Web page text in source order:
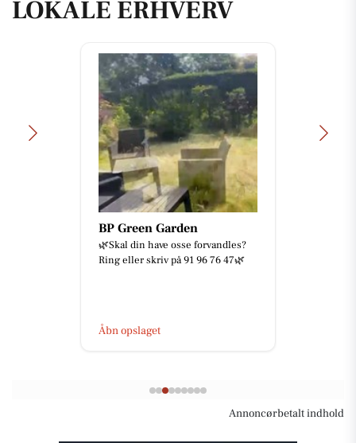
LOKALE ERHVERV
BP Green Garden
🌿Skal din have osse forvandles?
Ring eller skriv på 91 96 76 47🌿
Åbn opslaget
Annoncørbetalt indhold